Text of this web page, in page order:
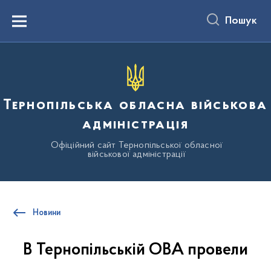
вмістуMenu Пошук
Тернопільська обласна військова
адміністрація
Офіційний сайт Тернопільської обласної
військової адміністрації
Новини
В Тернопільській ОВА провели